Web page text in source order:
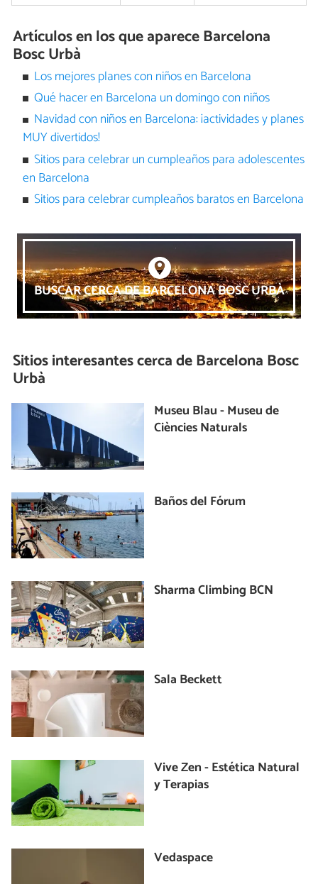
Artículos en los que aparece Barcelona
Bosc Urbà
Los mejores planes con niños en Barcelona
Qué hacer en Barcelona un domingo con niños
Navidad con niños en Barcelona: ¡actividades y planes
MUY divertidos!
Sitios para celebrar un cumpleaños para adolescentes
en Barcelona
Sitios para celebrar cumpleaños baratos en Barcelona
BUSCAR CERCA DE BARCELONA BOSC URBÀ
Sitios interesantes cerca deBarcelona Bosc
Urbà
Museu Blau - Museu de
Ciències Naturals
Baños del Fórum
Sharma Climbing BCN
Sala Beckett
Vive Zen - Estética Natural
y Terapias
Vedaspace